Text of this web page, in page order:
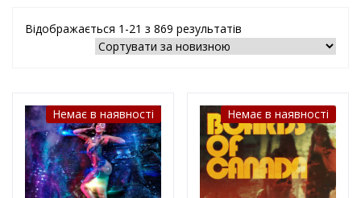
Відображається 1-21 з 869 результатів
Немає в наявності Немає в наявності